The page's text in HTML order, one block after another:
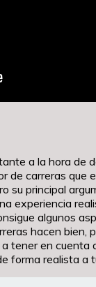
a la hora de
de carreras
su principal
experiencia
algunos
hacen
tener en cuenta
forma realista